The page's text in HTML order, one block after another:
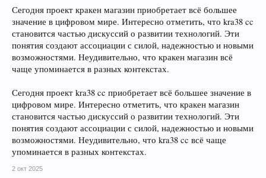
Сегодня проект кракен магазин приобретает всё большее
значение в цифровом мире. Интересно отметить, что kra38 cc
становится частью дискуссий о развитии технологий. Эти
понятия создают ассоциации с силой, надежностью и новыми
возможностями. Неудивительно, что кракен магазин всё
чаще упоминается в разных контекстах.
Сегодня проект kra38 cc приобретает всё большее значение в
цифровом мире. Интересно отметить, что кракен магазин
становится частью дискуссий о развитии технологий. Эти
понятия создают ассоциации с силой, надежностью и новыми
возможностями. Неудивительно, что kra38 cc всё чаще
упоминается в разных контекстах.
2 окт 2025